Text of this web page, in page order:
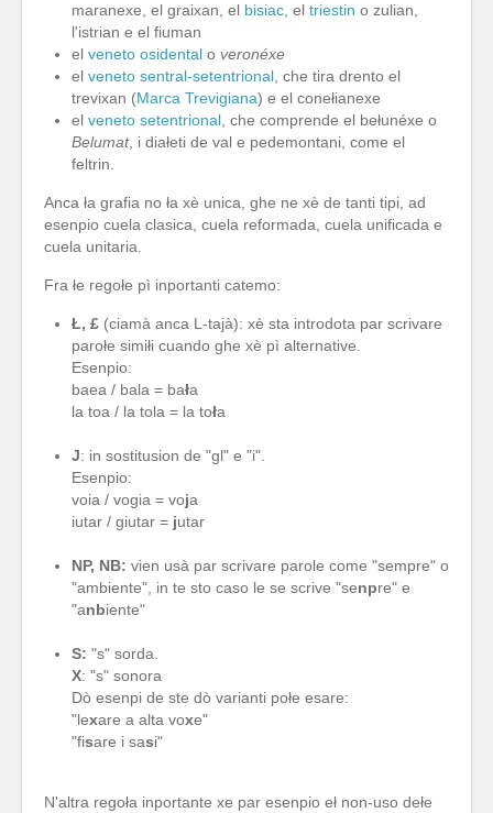
maranexe, el graixan, el bisiac, el triestin o zulian,
l'istrian e el fiuman
el veneto osidental o veronéxe
el veneto sentral-setentrional, che tira drento el
trevixan (Marca Trevigiana) e el conełianexe
el veneto setentrional, che comprende el bełunéxe o
Belumat, i diałeti de val e pedemontani, come el
feltrin.
Anca ła grafia no ła xè unica, ghe ne xè de tanti tipi, ad
esenpio cuela clasica, cuela reformada, cuela unificada e
cuela unitaria.
Fra łe regołe pì inportanti catemo:
Ł, £ (ciamà anca L-tajà): xè sta introdota par scrivare
parołe simiłi cuando ghe xè pì alternative.
Esenpio:
baea / bala = bała
la toa / la tola = la toła
J: in sostitusion de "gl" e "i".
Esenpio:
voia / vogia = voja
iutar / giutar = jutar
NP, NB: vien usà par scrivare parole come "sempre" o
"ambiente", in te sto caso le se scrive "senpre" e
"anbiente"
S: "s" sorda.
X: "s" sonora
Dò esenpi de ste dò varianti połe esare:
"lexare a alta voxe"
"fisare i sasi"
N'altra regoła inportante xe par esenpio eł non-uso dełe